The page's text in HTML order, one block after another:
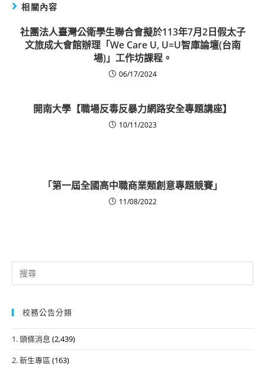
相關內容
社團法人臺灣公衛學生聯合會擬於113年7月2日假太子
文旅成大會館辦理「We Care U, U=U智庫論壇(台南
場)」工作坊課程。
06/17/2024
開南大學【職場反毒反暴力網路安全專題講座】
10/11/2023
「第一屆全國高中職商業類創意專題競賽」
11/08/2022
Search
for:
校務公告分類
1. 頭條消息 (2,439)
2. 新生專區 (163)